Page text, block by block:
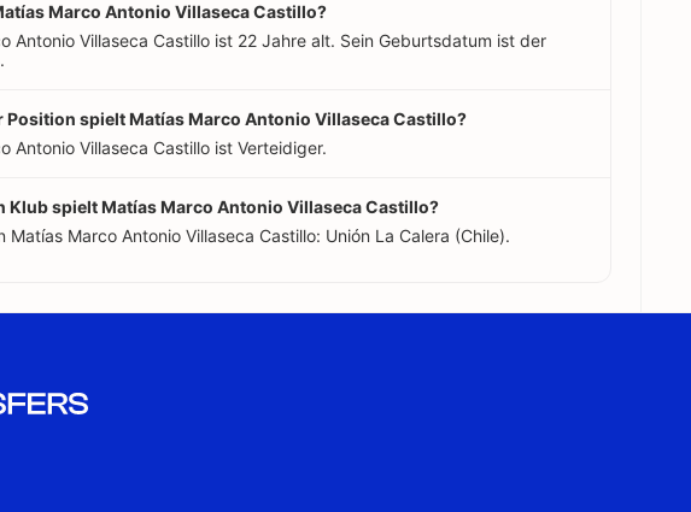
Marco Antonio Villaseca Castillo?
Antonio Villaseca Castillo ist 22 Jahre alt. Sein Geburtsdatum ist der
Position spielt Matías Marco Antonio Villaseca Castillo?
Antonio Villaseca Castillo ist Verteidiger.
Klub spielt Matías Marco Antonio Villaseca Castillo?
Matías Marco Antonio Villaseca Castillo: Unión La Calera (Chile).